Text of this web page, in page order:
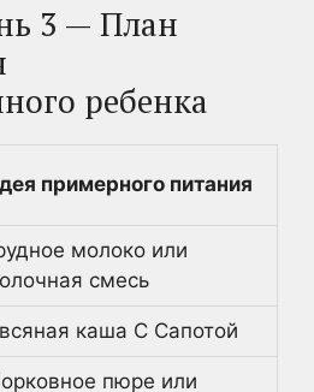
3 — План
ребенка
примерного питания
молоко или
смесь
каша С Сапотой
пюре или